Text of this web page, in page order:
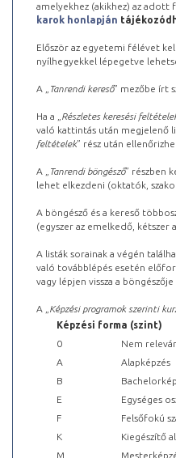
amelyekhez (akikhez) az
karok honlapján
Először az egyetemi félévet
nyílhegyekkel lépegetve
A „ Tanrendi kereső” mezőbe írt
Ha a „ Részletes keresési
való kattintás után megjelenő
feltételek” rész után
A „ Tanrendi böngésző” részben
lehet elkezdeni (oktatók,
A böngésző és a kereső
(egyszer az emelkedő,
A listák sorainak a végén
való továbblépés esetén
vagy lépjen vissza a
A „ Képzési programok szerinti
Képzési forma (szint)
0
Nem
A
Alapképzés
B
E
Egységes
F
Felsőfokú
K
Kiegészítő
M